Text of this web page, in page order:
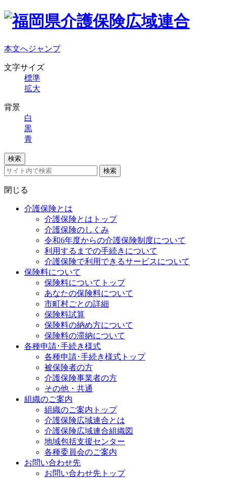
本文へジャンプ
文字サイズ
標準
拡大
背景
白
黒
青
検索
検索
閉じる
介護保険とは
介護保険とはトップ
介護保険のしくみ
令和6年度からの介護保険制度について
利用するまでの手続きについて
介護保険で利用できるサービスについて
保険料について
保険料についてトップ
あなたの保険料について
市町村ごとの詳細
保険料試算
保険料の納め方について
保険料の滞納について
各種申請･手続き様式
各種申請･手続き様式トップ
被保険者の方
介護保険事業者の方
その他・共通
組織のご案内
組織のご案内トップ
介護保険広域連合とは
介護保険広域連合組織図
地域包括支援センター
各種委員会のご案内
お問い合わせ先
お問い合わせ先トップ